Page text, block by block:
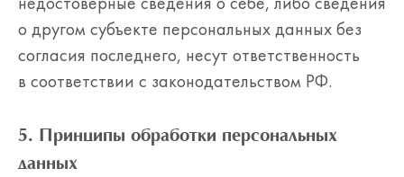
недостоверные сведения о себе, либо сведения
о другом субъекте персональных данных без
согласия последнего, несут ответственность
в соответствии с законодательством РФ.
5. Принципы обработки персональных
данных